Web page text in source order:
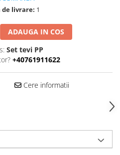
livrare: 1
ADAUGA IN COS
Set tevi PP
+40761911622
Cere informatii